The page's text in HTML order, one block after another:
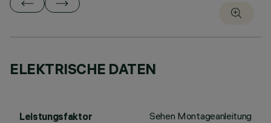
ELEKTRISCHE DATEN
Leistungsfaktor Sehen Montageanleitung